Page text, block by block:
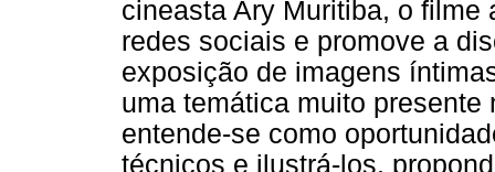
cineasta Ary Muritiba, o
redes sociais e promove a
exposição de imagens
uma temática muito
entende-se como
técnicos e ilustrá-los,